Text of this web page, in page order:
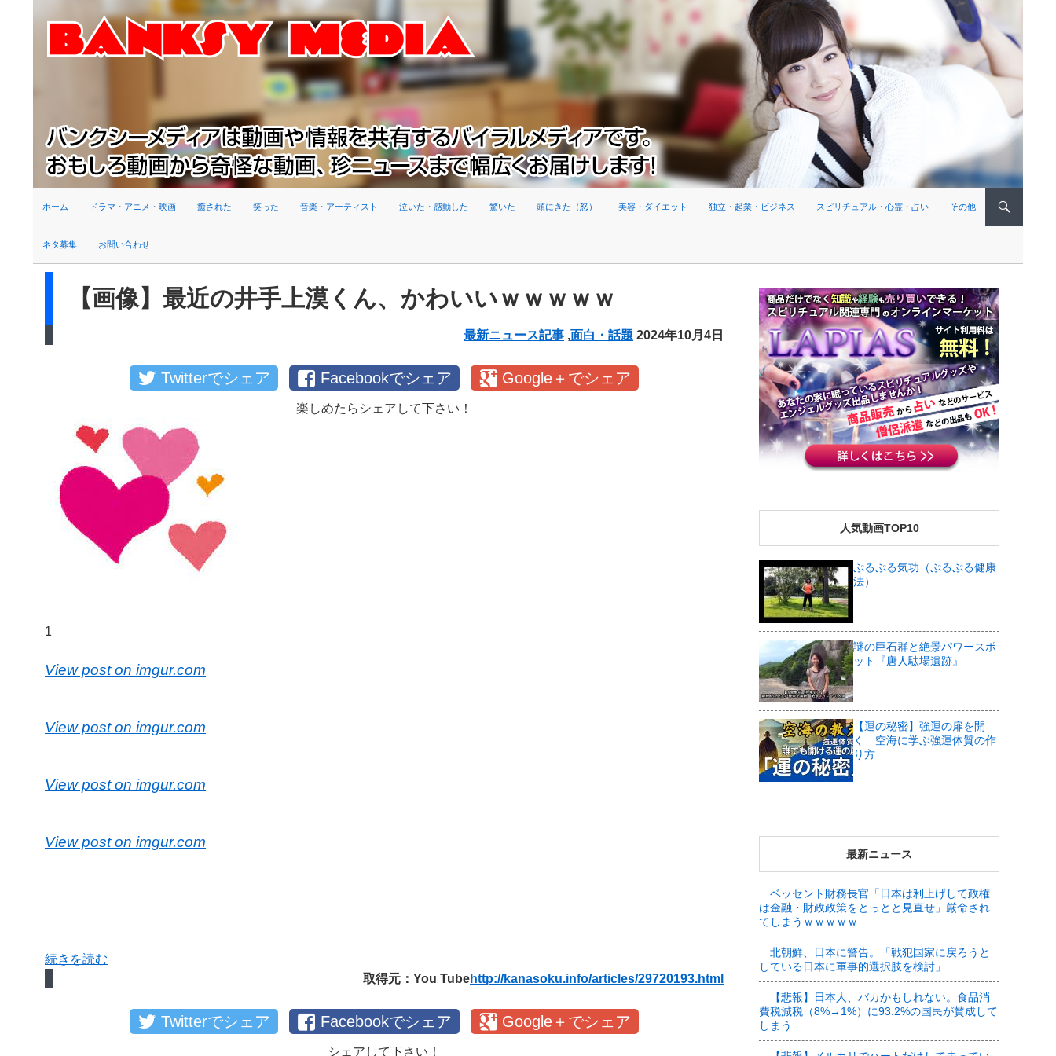
ホーム ドラマ・アニメ・映画 癒された 笑った 音楽・アーティスト 泣いた・感動した 驚いた 頭にきた（怒） 美容・ダイエット 独立・起業・ビジネス スピリチュアル・心霊・占い その他
ネタ募集 お問い合わせ
【画像】最近の井手上漠くん、かわいいｗｗｗｗｗ
最新ニュース記事 ,面白・話題 2024年10月4日
Twitterでシェア Facebookでシェア Google＋でシェア
楽しめたらシェアして下さい！
1
View post on imgur.com
View post on imgur.com
View post on imgur.com
View post on imgur.com
続きを読む
取得元：You Tubehttp://kanasoku.info/articles/29720193.html
Twitterでシェア Facebookでシェア Google＋でシェア
シェアして下さい！
人気動画TOP10
ぷるぷる気功（ぷるぷる健康
法）
謎の巨石群と絶景パワースポ
ット『唐人駄場遺跡』
【運の秘密】強運の扉を開
く 空海に学ぶ強運体質の作
り方
最新ニュース
ベッセント財務長官「日本は利上げして政権
は金融・財政政策をとっとと見直せ」厳命され
てしまうｗｗｗｗｗ
北朝鮮、日本に警告。「戦犯国家に戻ろうと
している日本に軍事的選択肢を検討」
【悲報】日本人、バカかもしれない。食品消
費税減税（8%→1%）に93.2%の国民が賛成して
しまう